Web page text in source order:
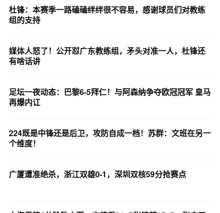
杜锋：本赛季一路磕磕绊绊很不容易，感谢球员们对教练
组的支持
媒体人怒了！公开怼广东教练组，矛头对准一人，杜锋还
有啥话讲
足坛一夜动态：巴黎6-5拜仁！与阿森纳争夺欧冠冠军 皇马
再爆内讧
224既是中锋还是后卫，攻防自成一档！苏群：文班在另一
个维度！
广厦遭准绝杀，浙江双雄0-1，深圳双核59分抢赛点